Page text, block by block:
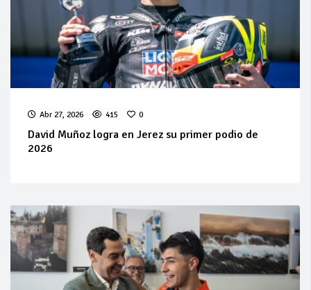
Abr 27, 2026 415 0
David Muñoz logra en Jerez su primer podio de
2026